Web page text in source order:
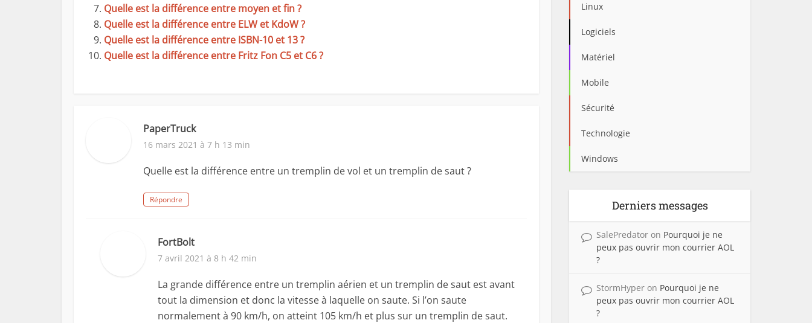
Quelle est la différence entre moyen et fin ?
Quelle est la différence entre ELW et KdoW ?
Quelle est la différence entre ISBN-10 et 13 ?
Quelle est la différence entre Fritz Fon C5 et C6 ?
PaperTruck
16 mars 2021 à 7 h 13 min
Quelle est la différence entre un tremplin de vol et un tremplin de saut ?
Répondre
FortBolt
7 avril 2021 à 8 h 42 min
La grande différence entre un tremplin aérien et un tremplin de saut est avant
tout la dimension et donc la vitesse à laquelle on saute. Si l’on saute
normalement à 90 km/h, on atteint 105 km/h et plus sur un tremplin de saut.
Linux
Logiciels
Matériel
Mobile
Sécurité
Technologie
Windows
Derniers messages
SalePredator on Pourquoi je ne
peux pas ouvrir mon courrier AOL
?
StormHyper on Pourquoi je ne
peux pas ouvrir mon courrier AOL
?